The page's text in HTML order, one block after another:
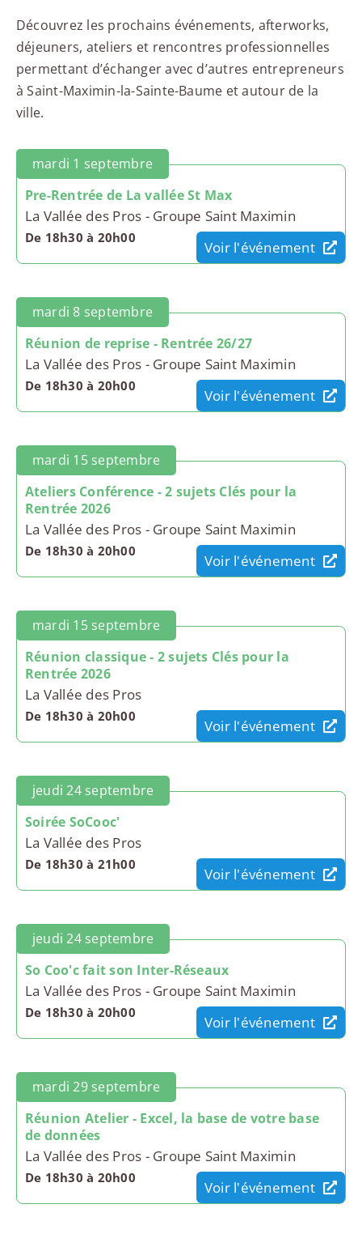
Découvrez les prochains événements, afterworks,
déjeuners, ateliers et rencontres professionnelles
permettant d’échanger avec d’autres entrepreneurs
à Saint-Maximin-la-Sainte-Baume et autour de la
ville.
mardi 1 septembre
Pre-Rentrée de La vallée St Max
La Vallée des Pros - Groupe Saint Maximin
De 18h30 à 20h00
Voir l'événement
mardi 8 septembre
Réunion de reprise - Rentrée 26/27
La Vallée des Pros - Groupe Saint Maximin
De 18h30 à 20h00
Voir l'événement
mardi 15 septembre
Ateliers Conférence - 2 sujets Clés pour la
Rentrée 2026
La Vallée des Pros - Groupe Saint Maximin
De 18h30 à 20h00
Voir l'événement
mardi 15 septembre
Réunion classique - 2 sujets Clés pour la
Rentrée 2026
La Vallée des Pros
De 18h30 à 20h00
Voir l'événement
jeudi 24 septembre
Soirée SoCooc'
La Vallée des Pros
De 18h30 à 21h00
Voir l'événement
jeudi 24 septembre
So Coo'c fait son Inter-Réseaux
La Vallée des Pros - Groupe Saint Maximin
De 18h30 à 20h00
Voir l'événement
mardi 29 septembre
Réunion Atelier - Excel, la base de votre base
de données
La Vallée des Pros - Groupe Saint Maximin
De 18h30 à 20h00
Voir l'événement